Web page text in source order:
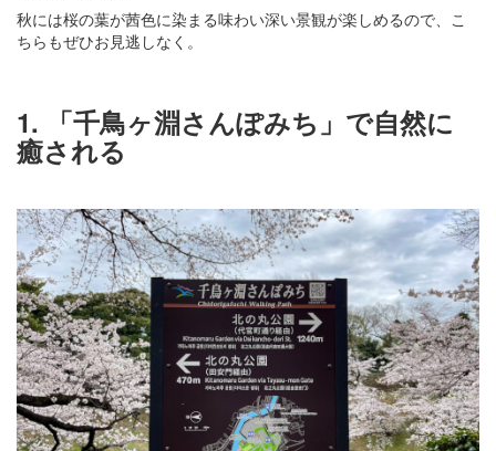
秋には桜の葉が茜色に染まる味わい深い景観が楽しめるので、こ
ちらもぜひお見逃しなく。
1. 「千鳥ヶ淵さんぽみち」で自然に
癒される